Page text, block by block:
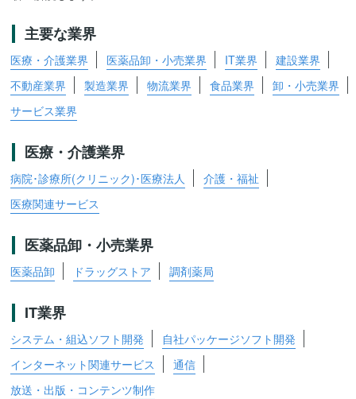
主要な業界
医療・介護業界 医薬品卸・小売業界 IT業界
建設業界
不動産業界
製造業界 物流業界 食品業界
卸・小売業界
サービス業界
医療・介護業界
病院･診療所(クリニック)･医療法人
介護・福祉
医療関連サービス
医薬品卸・小売業界
医薬品卸 ドラッグストア 調剤薬局
IT業界
システム・組込ソフト開発
自社パッケージソフト開発
インターネット関連サービス
通信
放送・出版・コンテンツ制作